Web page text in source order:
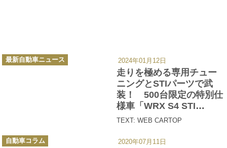
走りを極める専用チュー
ニングとSTIパーツで武
装！ 500台限定の特別仕
様車「WRX S4 STI
Sport♯」が登場!!
TEXT: WEB CARTOP
カ
テ
最新自動車ニュース 2024年01月12日
カ
テ
自動車コラム 2020年07月11日